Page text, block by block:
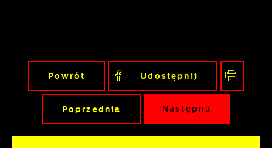
Powrót Udostępnij
Poprzednia Następna